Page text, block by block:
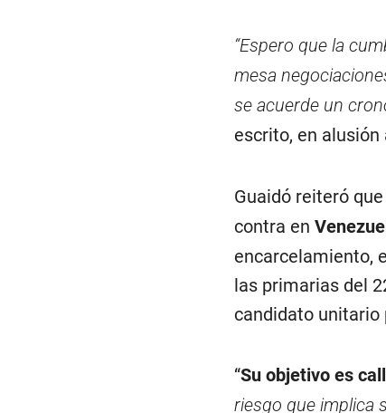
“Espero que la
mesa
se acuerde un
escrito, en
Guaidó reiteró
contra en
encarcelamiento,
las primarias del
candidato unitario
“Su objetivo es
riesgo que implica